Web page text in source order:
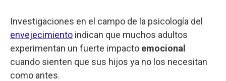
Investigaciones en el campo de la psicología del
envejecimiento indican que muchos adultos
experimentan un fuerte impacto emocional
cuando sienten que sus hijos ya no los necesitan
como antes.